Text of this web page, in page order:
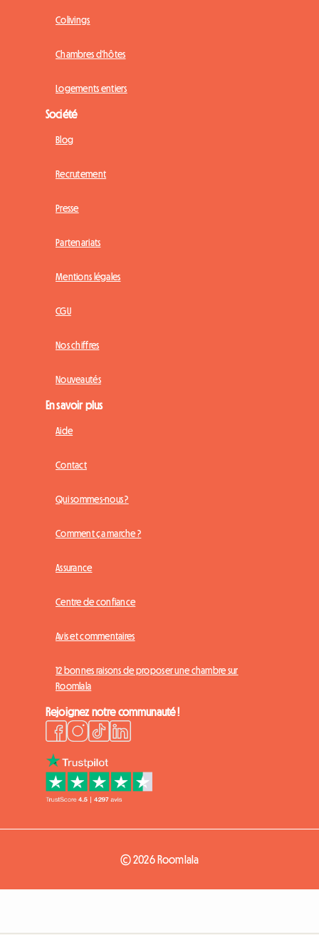
Colivings
Chambres d'hôtes
Logements entiers
Société
Blog
Recrutement
Presse
Partenariats
Mentions légales
CGU
Nos chiffres
Nouveautés
En savoir plus
Aide
Contact
Qui sommes-nous ?
Comment ça marche ?
Assurance
Centre de confiance
Avis et commentaires
12 bonnes raisons de proposer une chambre sur
Roomlala
Rejoignez notre communauté !
© 2026 Roomlala